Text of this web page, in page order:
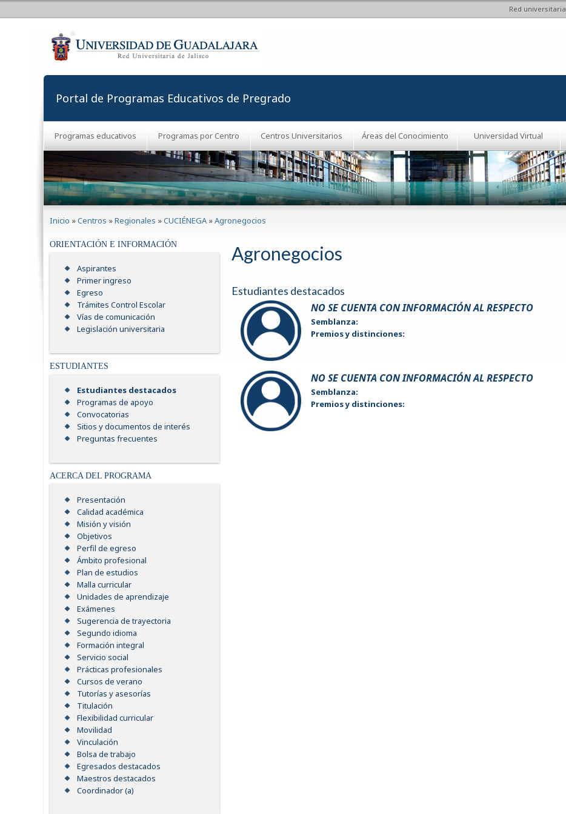
Red universitaria
Portal de Programas Educativos de Pregrado
Programas educativos Programas por Centro Centros Universitarios Áreas del Conocimiento Universidad Virtual
Inicio »Centros »Regionales »CUCIÉNEGA »Agronegocios
ORIENTACIÓN E INFORMACIÓN
Aspirantes
Primer ingreso
Egreso
Trámites Control Escolar
Vías de comunicación
Legislación universitaria
ESTUDIANTES
Estudiantes destacados
Programas de apoyo
Convocatorias
Sitios y documentos de interés
Preguntas frecuentes
ACERCA DEL PROGRAMA
Presentación
Calidad académica
Misión y visión
Objetivos
Perfil de egreso
Ámbito profesional
Plan de estudios
Malla curricular
Unidades de aprendizaje
Exámenes
Sugerencia de trayectoria
Segundo idioma
Formación integral
Servicio social
Prácticas profesionales
Cursos de verano
Tutorías y asesorías
Titulación
Flexibilidad curricular
Movilidad
Vinculación
Bolsa de trabajo
Egresados destacados
Maestros destacados
Coordinador (a)
Agronegocios
Estudiantes destacados
NO SE CUENTA CON INFORMACIÓN AL RESPECTO
Semblanza:
Premios y distinciones:
NO SE CUENTA CON INFORMACIÓN AL RESPECTO
Semblanza:
Premios y distinciones: